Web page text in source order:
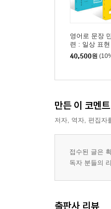
영어로 문장
련 : 일상 표
임계점 세트
40,500원
만든 이 코멘트
저자, 역자, 편집자
접수된 글은
독자 분들의
출판사 리뷰